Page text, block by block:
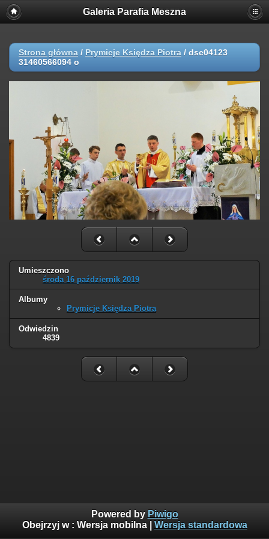
Galeria Parafia Meszna
Strona główna / Prymicje Księdza Piotra / dsc04123
31460566094 o
Umieszczono
środa 16 październik 2019
Albumy
Prymicje Księdza Piotra
Odwiedzin
4839
Powered by Piwigo
Obejrzyj w : Wersja mobilna| Wersja standardowa